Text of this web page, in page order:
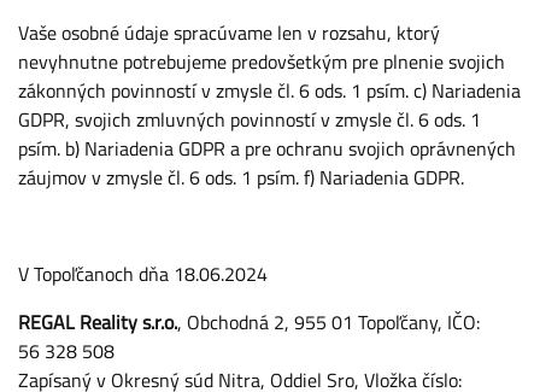
Vaše osobné údaje spracúvame len v rozsahu, ktorý
nevyhnutne potrebujeme predovšetkým pre plnenie svojich
zákonných povinností v zmysle čl. 6 ods. 1 psím. c) Nariadenia
GDPR, svojich zmluvných povinností v zmysle čl. 6 ods. 1
psím. b) Nariadenia GDPR a pre ochranu svojich oprávnených
záujmov v zmysle čl. 6 ods. 1 psím. f) Nariadenia GDPR.
V Topoľčanoch dňa 18.06.2024
REGAL Reality s.r.o., Obchodná 2, 955 01 Topoľčany, IČO:
56 328 508
Zapísaný v Okresný súd Nitra, Oddiel Sro, Vložka číslo: